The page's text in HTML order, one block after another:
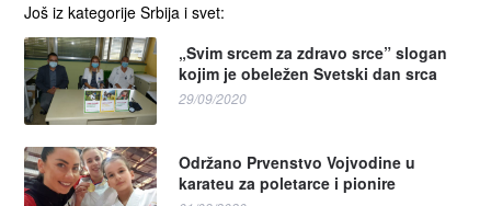
Još iz kategorije Srbija i svet:
„Svim srcem za zdravo srce” slogan
kojim je obeležen Svetski dan srca
29/09/2020
Održano Prvenstvo Vojvodine u
karateu za poletarce i pionire